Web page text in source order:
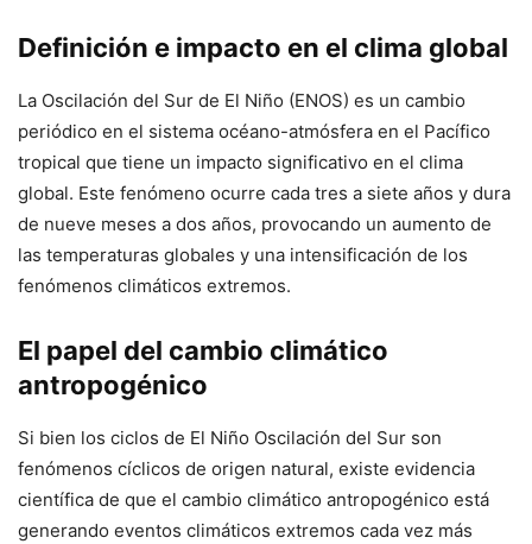
Definición e impacto en el clima global
La Oscilación del Sur de El Niño (ENOS) es un cambio
periódico en el sistema océano-atmósfera en el Pacífico
tropical que tiene un impacto significativo en el clima
global. Este fenómeno ocurre cada tres a siete años y dura
de nueve meses a dos años, provocando un aumento de
las temperaturas globales y una intensificación de los
fenómenos climáticos extremos.
El papel del cambio climático
antropogénico
Si bien los ciclos de El Niño Oscilación del Sur son
fenómenos cíclicos de origen natural, existe evidencia
científica de que el cambio climático antropogénico está
generando eventos climáticos extremos cada vez más